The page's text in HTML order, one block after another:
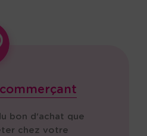
bon d'achat que
chez votre